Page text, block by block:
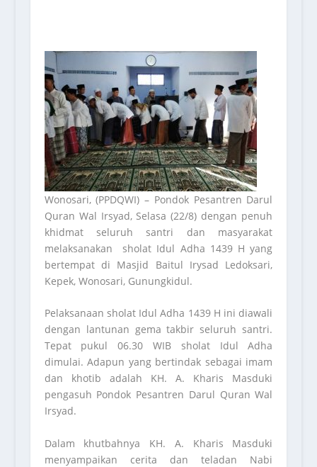
Wonosari, (PPDQWI) – Pondok Pesantren Darul
Quran Wal Irsyad, Selasa (22/8) dengan penuh
khidmat seluruh santri dan masyarakat
melaksanakan sholat Idul Adha 1439 H yang
bertempat di Masjid Baitul Irysad Ledoksari,
Kepek, Wonosari, Gunungkidul.
Pelaksanaan sholat Idul Adha 1439 H ini diawali
dengan lantunan gema takbir seluruh santri.
Tepat pukul 06.30 WIB sholat Idul Adha
dimulai. Adapun yang bertindak sebagai imam
dan khotib adalah KH. A. Kharis Masduki
pengasuh Pondok Pesantren Darul Quran Wal
Irsyad.
Dalam khutbahnya KH. A. Kharis Masduki
menyampaikan cerita dan teladan Nabi